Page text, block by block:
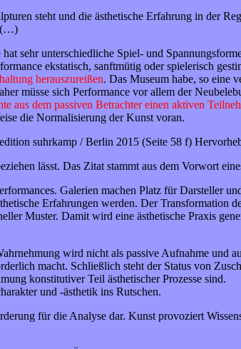
steht und die ästhetische Erfahrung in der
(…)
sehr unterschiedliche Spiel- und
ekstatisch, sanftmütig oder spielerisch
herauszureißen. Das Museum habe, so eine
müsse sich Performance vor allem der
aus dem passiven Betrachter einen aktiven
die Normalisierung der Kunst voran.
suhrkamp / Berlin 2015 (Seite 58 f)
lässt. Das Zitat stammt aus dem Vorwort
Galerien machen Platz für Darsteller
Erfahrungen werden. Der Transformation
Muster. Damit wird eine ästhetische Praxis
wird nicht als passive Aufnahme und
macht. Schließlich steht der Status von
konstitutiver Teil ästhetischer Prozesse sind.
und -ästhetik ins Rutschen.
für die Analyse dar. Kunst provoziert